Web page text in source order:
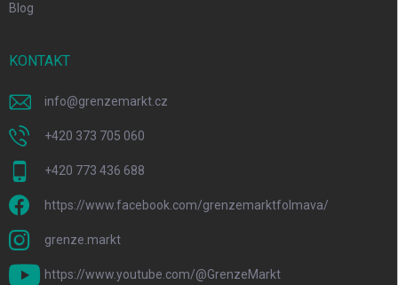
Blog
KONTAKT
info@grenzemarkt.cz
+420 373 705 060
+420 773 436 688
https://www.facebook.com/grenzemarktfolmava/
grenze.markt
https://www.youtube.com/@GrenzeMarkt